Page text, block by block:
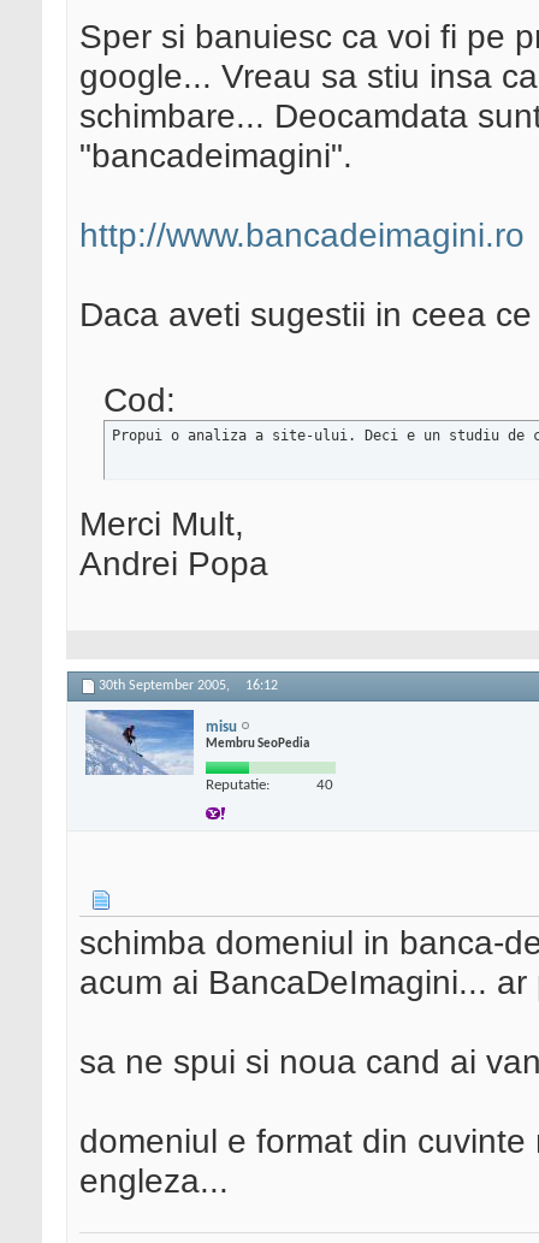
Sper si banuiesc ca voi fi pe
google... Vreau sa stiu insa
schimbare... Deocamdata
"bancadeimagini".
http://www.bancadeimagini.ro
Daca aveti sugestii in ceea
Cod:
Propui o analiza a site-ului. Deci e un studiu
Merci Mult,
Andrei Popa
30th September 2005, 16:12
misu
Membru SeoPedia
Reputatie: 40
schimba domeniul in banca-
acum ai BancaDeImagini...
sa ne spui si noua cand ai
domeniul e format din
engleza...